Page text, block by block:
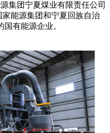
集团宁夏煤业有限责任公司
家能源集团和宁夏回族自治
有能源企业。